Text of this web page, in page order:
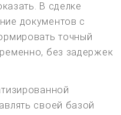
В сделке
документов с
точный
без задержек
своей базой